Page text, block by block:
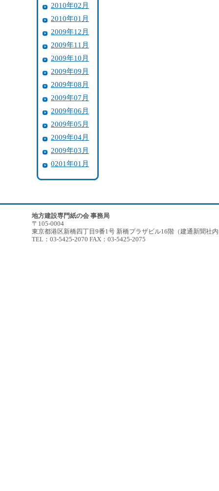
2010年02月
2010年01月
2009年12月
2009年11月
2009年10月
2009年09月
2009年08月
2009年07月
2009年06月
2009年05月
2009年04月
2009年03月
0201年01月
地方建設専門紙の会 事務局
〒105-0004
東京都港区新橋四丁目9番1号 新橋プラザビル16階（建通新聞社
TEL：03-5425-2070 FAX：03-5425-2075